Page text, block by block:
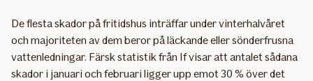
De flesta skador på fritidshus inträffar under vinterhalvåret
och majoriteten av dem beror på läckande eller sönderfrusna
vattenledningar. Färsk statistik från If visar att antalet sådana
skador i januari och februari ligger upp emot 30 % över det